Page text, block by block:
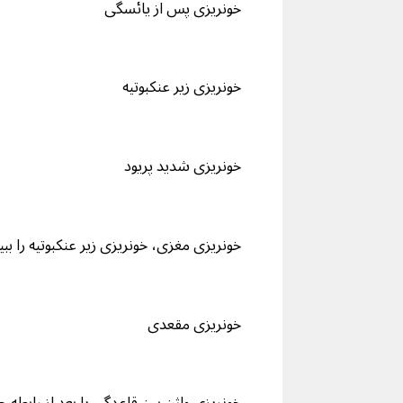
خونریزی پس از یائسگی
خونریزی زیر عنکبوتیه
خونریزی شدید پریود
خونریزی مغزی، خونریزی زیر عنکبوتیه را
خونریزی مقعدی